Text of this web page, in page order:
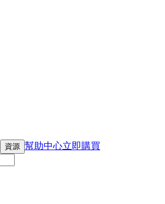
資源 幫助中心立即購買